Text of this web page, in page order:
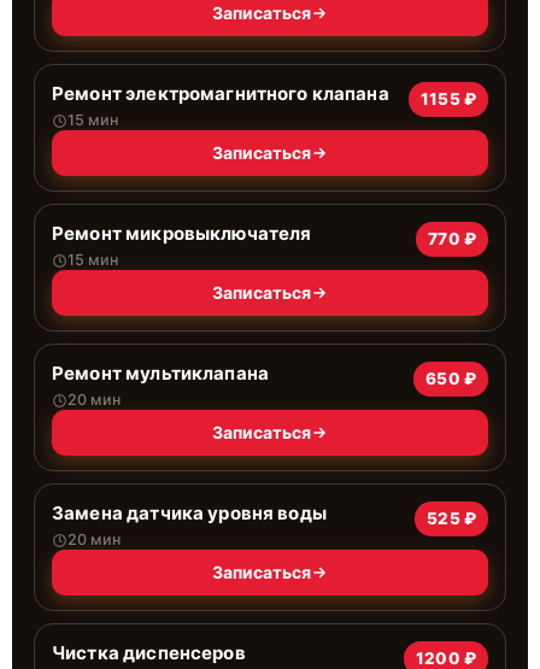
Записаться
Ремонт электромагнитного клапана
15 мин
1155 ₽
Записаться
Ремонт микровыключателя
15 мин
770 ₽
Записаться
Ремонт мультиклапана
20 мин
650 ₽
Записаться
Замена датчика уровня воды
20 мин
525 ₽
Записаться
Чистка диспенсеров 1200 ₽